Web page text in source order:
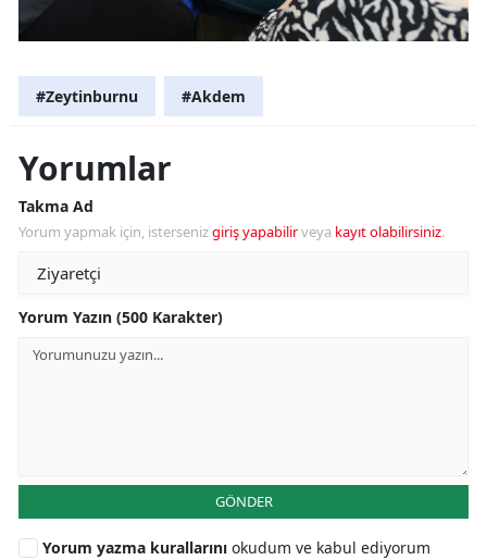
#Zeytinburnu #Akdem
Yorumlar
Takma Ad
Yorum yapmak için, istersenizgiriş yapabilirveya kayıt olabilirsiniz.
Yorum Yazın (500 Karakter)
GÖNDER
Yorum yazma kurallarını okudum ve kabul ediyorum